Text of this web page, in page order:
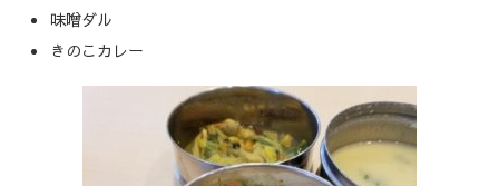
味噌ダル
きのこカレー